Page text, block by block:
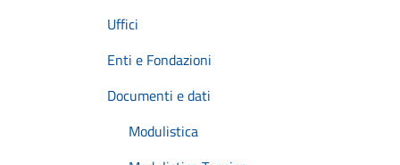
Uffici
Enti e Fondazioni
Documenti e dati
Modulistica